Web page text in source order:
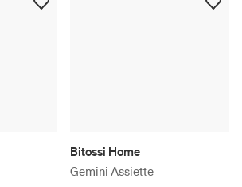
Bitossi Home
Gemini Assiette